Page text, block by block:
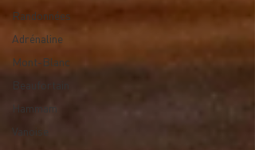
Randonnées
Adrénaline
Mont-Blanc
Beaufortain
Hammam
Vanoise